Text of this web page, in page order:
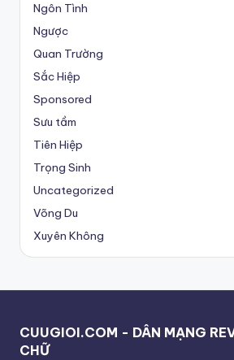
Ngôn Tình
Ngược
Quan Trường
Sắc Hiệp
Sponsored
Sưu tầm
Tiên Hiệp
Trọng Sinh
Uncategorized
Võng Du
Xuyên Không
CUUGIOI.COM - DÂN MẠNG
CHỮ